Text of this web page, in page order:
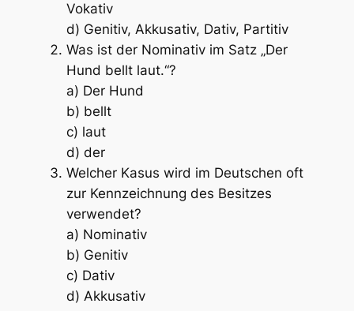
Vokativ
d) Genitiv, Akkusativ, Dativ, Partitiv
Was ist der Nominativ im Satz „Der
Hund bellt laut.“?
a) Der Hund
b) bellt
c) laut
d) der
Welcher Kasus wird im Deutschen oft
zur Kennzeichnung des Besitzes
verwendet?
a) Nominativ
b) Genitiv
c) Dativ
d) Akkusativ